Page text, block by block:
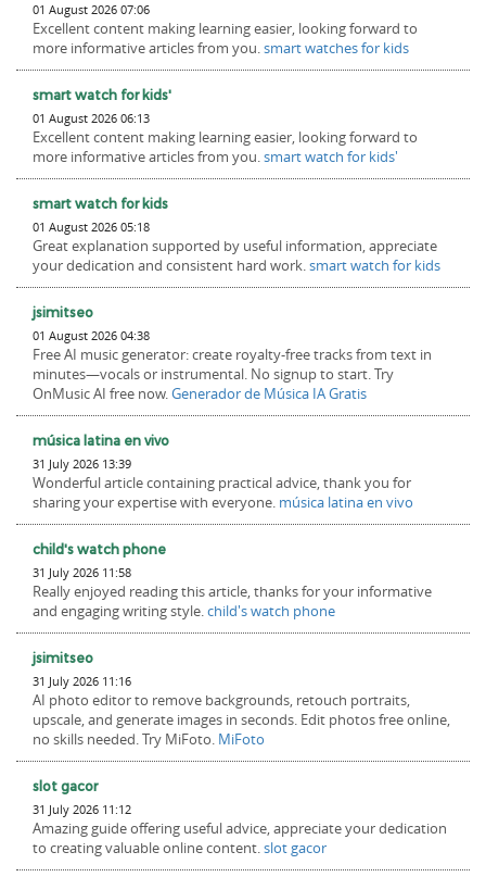
01 August 2026 07:06
Excellent content making learning easier, looking forward to
more informative articles from you.smart watches for kids
smart watch for kids'
01 August 2026 06:13
Excellent content making learning easier, looking forward to
more informative articles from you.smart watch for kids'
smart watch for kids
01 August 2026 05:18
Great explanation supported by useful information, appreciate
your dedication and consistent hard work.smart watch for kids
jsimitseo
01 August 2026 04:38
Free AI music generator: create royalty-free tracks from text in
minutes—vocals or instrumental. No signup to start. Try
OnMusic AI free now.Generador de Música IA Gratis
música latina en vivo
31 July 2026 13:39
Wonderful article containing practical advice, thank you for
sharing your expertise with everyone. música latina en vivo
child's watch phone
31 July 2026 11:58
Really enjoyed reading this article, thanks for your informative
and engaging writing style.child's watch phone
jsimitseo
31 July 2026 11:16
AI photo editor to remove backgrounds, retouch portraits,
upscale, and generate images in seconds. Edit photos free online,
no skills needed. Try MiFoto. MiFoto
slot gacor
31 July 2026 11:12
Amazing guide offering useful advice, appreciate your dedication
to creating valuable online content.slot gacor